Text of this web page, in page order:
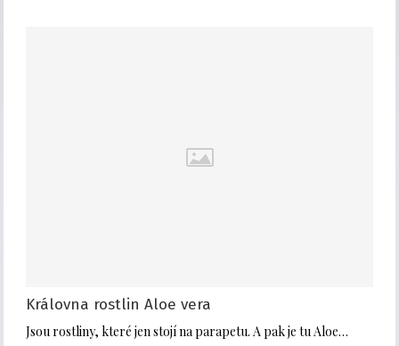
Královna rostlin Aloe vera
Jsou rostliny, které jen stojí na parapetu. A pak je tu Aloe…